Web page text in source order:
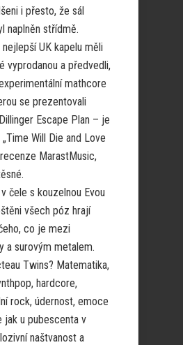
i přesto, že sál
naplněn střídmě.
nejlepší UK kapelu měli
vyprodanou a předvedli,
mathcore
se prezentovali
Escape Plan – je
Will Die and Love
MarastMusic,
čele s kouzelnou Evou
všech póz hrají
co je mezi
a surovým metalem.
Twins? Matematika,
hardcore,
rock, údernost, emoce
jak u pubescenta v
naštvanost a